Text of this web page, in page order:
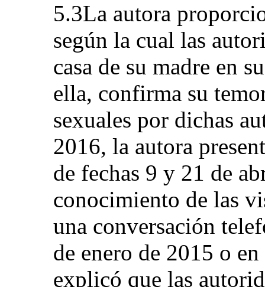
5.3La autora
según la cual las
casa de su madre en
ella, confirma su
sexuales por dichas
2016, la autora
de fechas 9 y 21 de
conocimiento de las
una conversación
de enero de 2015 o
explicó que las